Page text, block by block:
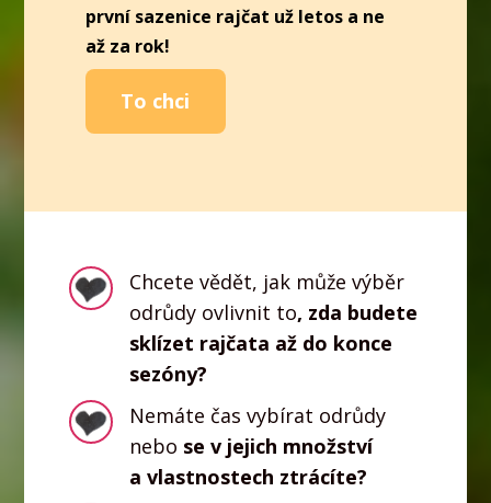
první sazenice rajčat už letos a ne
až za rok!
To chci
Chcete vědět, jak může výběr
odrůdy ovlivnit to, zda budete
sklízet rajčata až do konce
sezóny?
Nemáte čas vybírat odrůdy
nebo se v jejich množství
a vlastnostech ztrácíte?